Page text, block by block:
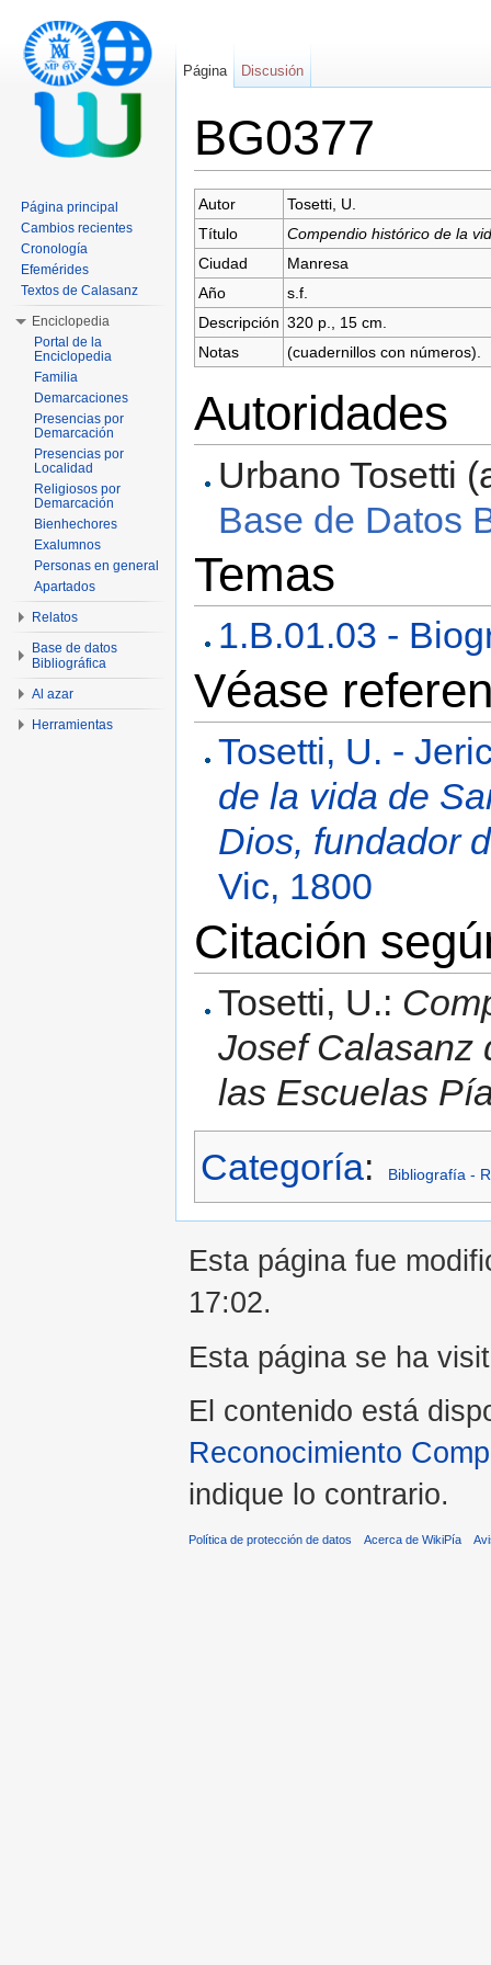
BG0377
Autor
Tosetti, U.
Título
Compendio histórico de la
Ciudad
Manresa
Año
s.f.
Descripción 320 p., 15 cm.
Notas
(cuadernillos con números).
Autoridades
Urbano Tosetti
Base de Datos
Temas
1.B.01.03 -
Véase
Tosetti, U. -
de la vida de
Dios, fundador
Vic, 1800
Citación
Tosetti, U.:
Josef Calasanz
las Escuelas
Categoría: Bibliografía -
Página Discusión
Página principal
Cambios recientes
Cronología
Efemérides
Textos de Calasanz
Enciclopedia
Portal de la
Enciclopedia
Familia
Demarcaciones
Presencias por
Demarcación
Presencias por
Localidad
Religiosos por
Demarcación
Bienhechores
Exalumnos
Personas en general
Apartados
Relatos
Base de datos
Bibliográfica
Al azar
Herramientas
Esta página fue
17:02.
Esta página se ha
El contenido está
Reconocimiento
indique lo contrario.
Política de protección de datos Acerca de WikiPía